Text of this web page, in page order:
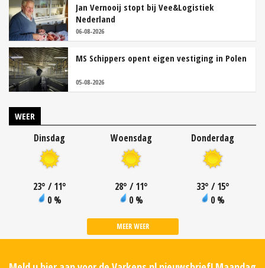
Jan Vernooij stopt bij Vee&Logistiek
Nederland
06-08-2026
MS Schippers opent eigen vestiging in Polen
05-08-2026
WEER
Dinsdag
23° / 11°
0 %
Woensdag
28° / 11°
0 %
Donderdag
33° / 15°
0 %
MEER WEER